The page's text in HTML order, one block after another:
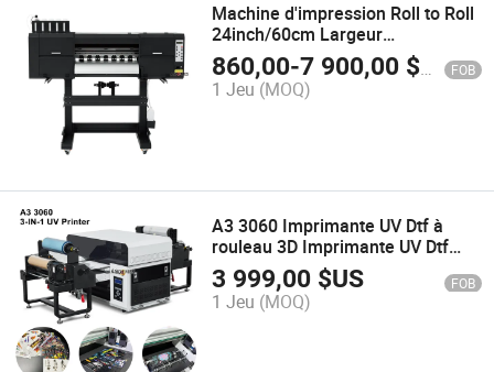
Machine d'impression Roll to Roll
24inch/60cm Largeur
d'impression I3200 Têtes doubles
Direct au film Dtf Cymkw
860,00-7 900,00 $US FOB
1 Jeu (MOQ)
A3 3060 Imprimante UV Dtf à
rouleau 3D Imprimante UV Dtf
XP600 Impression rouleau à
rouleau 3in 1 Imprimante à plat et
à cylindre
3 999,00 $US FOB
1 Jeu (MOQ)